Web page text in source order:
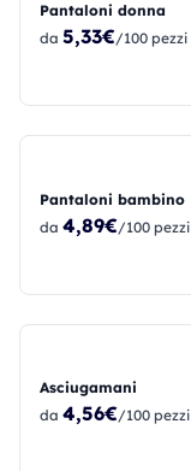
Pantaloni donna
da 5,33€/100 pezzi
Pantaloni bambino
da 4,89€/100 pezzi
Asciugamani
da 4,56€/100 pezzi